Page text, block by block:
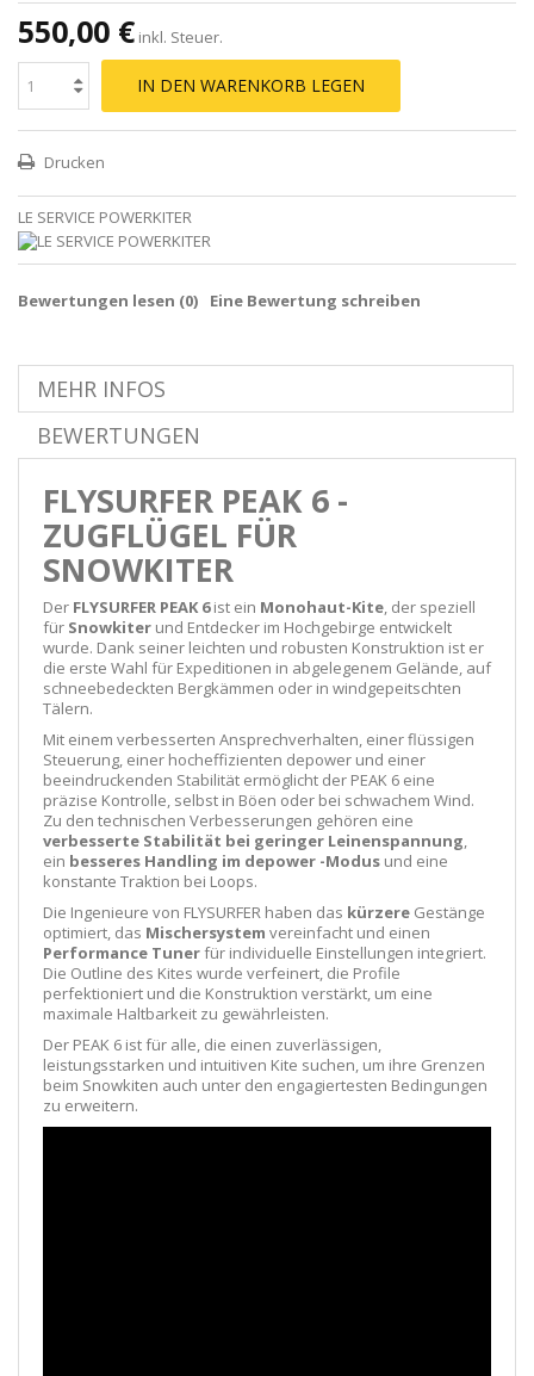
550,00 € inkl. Steuer.
IN DEN WARENKORB LEGEN
Drucken
LE SERVICE POWERKITER
Bewertungen lesen (0) Eine Bewertung schreiben
MEHR INFOS
BEWERTUNGEN
FLYSURFER PEAK 6 -
ZUGFLÜGEL FÜR
SNOWKITER
Der FLYSURFER PEAK 6ist ein Monohaut-Kite, der speziell
für Snowkiter und Entdecker im Hochgebirge entwickelt
wurde. Dank seiner leichten und robusten Konstruktion ist er
die erste Wahl für Expeditionen in abgelegenem Gelände, auf
schneebedeckten Bergkämmen oder in windgepeitschten
Tälern.
Mit einem verbesserten Ansprechverhalten, einer flüssigen
Steuerung, einer hocheffizienten depower und einer
beeindruckenden Stabilität ermöglicht der PEAK 6 eine
präzise Kontrolle, selbst in Böen oder bei schwachem Wind.
Zu den technischen Verbesserungen gehören eine
verbesserte Stabilität bei geringer Leinenspannung,
ein besseres Handling im depower -Modus und eine
konstante Traktion bei Loops.
Die Ingenieure von FLYSURFER haben das kürzere Gestänge
optimiert, das Mischersystem vereinfacht und einen
Performance Tunerfür individuelle Einstellungen integriert.
Die Outline des Kites wurde verfeinert, die Profile
perfektioniert und die Konstruktion verstärkt, um eine
maximale Haltbarkeit zu gewährleisten.
Der PEAK 6 ist für alle, die einen zuverlässigen,
leistungsstarken und intuitiven Kite suchen, um ihre Grenzen
beim Snowkiten auch unter den engagiertesten Bedingungen
zu erweitern.